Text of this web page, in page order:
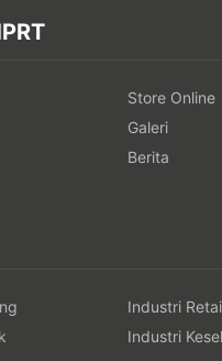
Store Online
Galeri
Berita
Industri
Industri